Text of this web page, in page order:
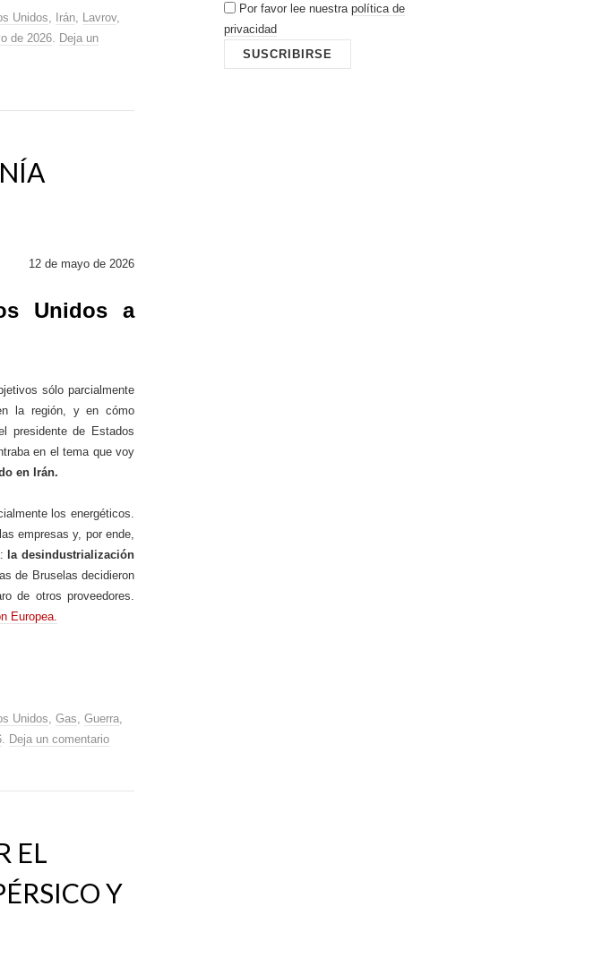
Unidos, Irán, Lavrov,
de 2026. Deja un
12 de mayo de 2026
Unidos a
sólo parcialmente
la región, y en cómo
presidente de Estados
en el tema que voy
en Irán.
los energéticos.
empresas y, por ende,
la desindustrialización
de Bruselas decidieron
de otros proveedores.
Europea.
Unidos, Gas, Guerra,
. Deja un comentario
EL
Y
Por favor lee nuestra política de
privacidad